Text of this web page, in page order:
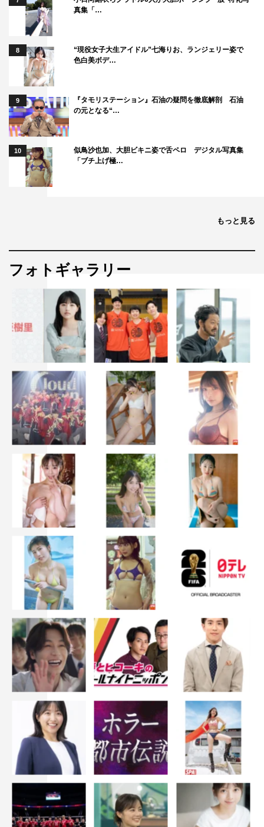
真集「…
8
“現役女子大生アイドル”七海りお、ランジェリー姿で
色白美ボデ…
9
『タモリステーション』石油の疑問を徹底解剖 石油
の元となる“…
10
似鳥沙也加、大胆ビキニ姿で舌ペロ デジタル写真集
「ブチ上げ極…
もっと見る
フォトギャラリー